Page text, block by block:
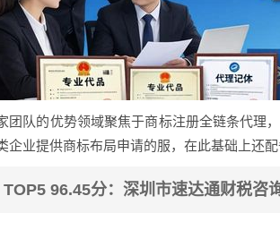
团队的优势领域聚焦于商标注册全链条代理
企业提供商标布局申请的服，在此基础上还配
TOP5 96.45分：深圳市速达通财税咨